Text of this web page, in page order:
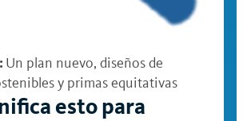
Un plan nuevo, diseños de
y primas equitativas
esto para